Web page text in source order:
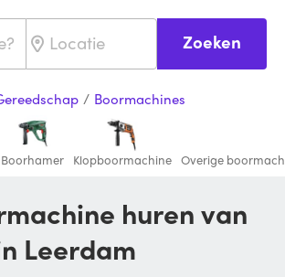
Zoeken
/ Boormachines
Boorhamer Klopboormachine Overige
Leerdam